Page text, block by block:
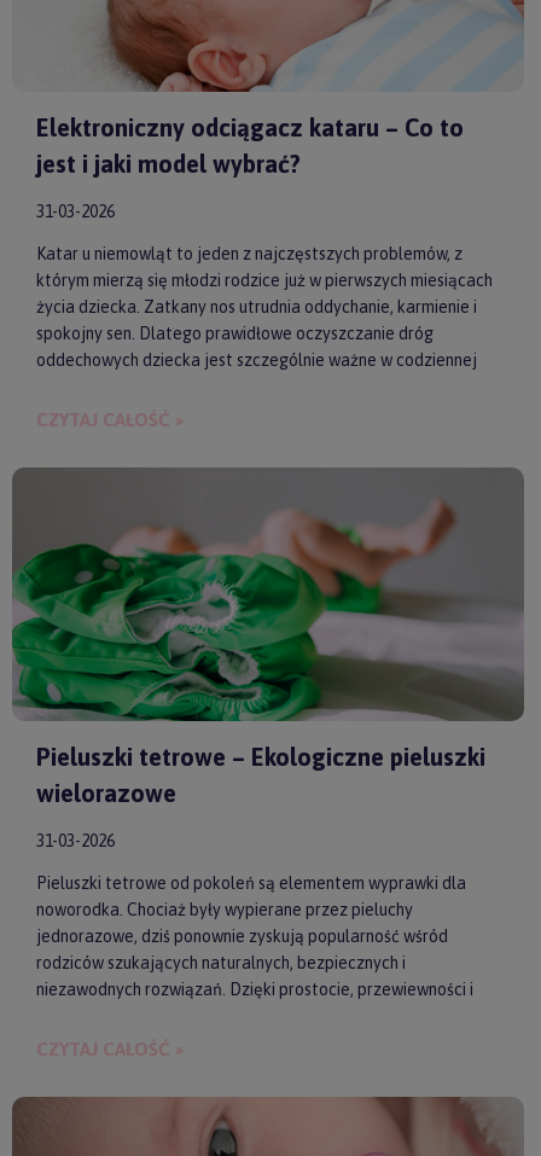
Elektroniczny odciągacz kataru – Co to
jest i jaki model wybrać?
31-03-2026
Katar u niemowląt to jeden z najczęstszych problemów, z
którym mierzą się młodzi rodzice już w pierwszych miesiącach
życia dziecka. Zatkany nos utrudnia oddychanie, karmienie i
spokojny sen. Dlatego prawidłowe oczyszczanie dróg
oddechowych dziecka jest szczególnie ważne w codziennej
skutecznych akcesoriów wspierających realizację tego
szybko i delikatnie usunąć zalegającą wydzielinę.
CZYTAJ CAŁOŚĆ »
Pieluszki tetrowe – Ekologiczne pieluszki
wielorazowe
31-03-2026
Pieluszki tetrowe od pokoleń są elementem wyprawki dla
noworodka. Chociaż były wypierane przez pieluchy
jednorazowe, dziś ponownie zyskują popularność wśród
rodziców szukających naturalnych, bezpiecznych i
niezawodnych rozwiązań. Dzięki prostocie, przewiewności i
przyjazne dla skóry niemowlęcia. Gwarantują też ekologiczne
CZYTAJ CAŁOŚĆ »